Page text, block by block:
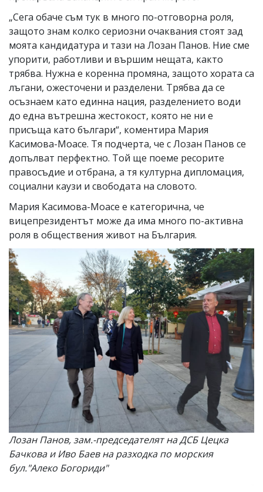
„Сега обаче съм тук в много по-отговорна роля,
защото знам колко сериозни очаквания стоят зад
моята кандидатура и тази на Лозан Панов. Ние сме
упорити, работливи и вършим нещата, както
трябва. Нужна е коренна промяна, защото хората са
лъгани, ожесточени и разделени. Трябва да се
осъзнаем като единна нация, разделението води
до една вътрешна жестокост, която не ни е
присъща като българи“, коментира Мария
Касимова-Моасе. Тя подчерта, че с Лозан Панов се
допълват перфектно. Той ще поеме ресорите
правосъдие и отбрана, а тя културна дипломация,
социални каузи и свободата на словото.
Мария Касимова-Моасе е категорична, че
вицепрезидентът може да има много по-активна
роля в обществения живот на България.
Лозан Панов, зам.-председателят на ДСБ Цецка
Бачкова и Иво Баев на разходка по морския
бул."Алеко Богориди"